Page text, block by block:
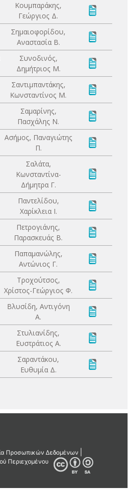
Κουμπαράκης,
Γεώργιος Δ.
Σημαιοφορίδου,
Αναστασία Β.
Συνοδινός,
Δημήτριος Μ.
Σαντιμπαντάκης,
Κωνσταντίνος Μ.
Σαμαρίνης,
Πασχάλης Ν.
Ασήμος, Παναγιώτης
Π.
Σαλάτα,
Κωνσταντίνα-
Δήμητρα Γ.
Παντελίδου,
Χαρίκλεια Ι.
Πετρογιάνης,
Παρασκευάς Β.
Παπαμανώλης,
Αντώνιος Γ.
Τροχούτσος,
Χρίστος-Γεώργιος Φ.
Βλυσίδη, Αντιγόνη
Α.
Στυλιανίδης,
Ευστράτιος Α.
Σαραντάκου,
Ευθυμία Δ.